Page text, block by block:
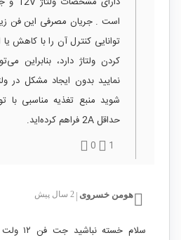
توانایی کنترل آن را با کاهش
کردن ولتاژ دارد، بنابراین
نمایید بدون ایجاد مشکل در
حداقل 2A فراهم کرده‌اید.
1
0
هومن خسروی 2 سال پیش